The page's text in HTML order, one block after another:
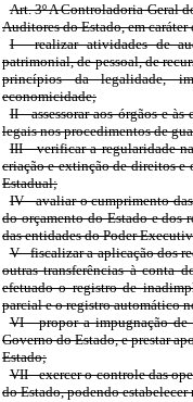
Art. 3º A Controladoria-Geral
Auditores do Estado, em
I - realizar atividades de
patrimonial, de pessoal, de
princípios da legalidade,
economicidade;
II - assessorar aos órgãos e
legais nos procedimentos de
III - verificar a regularidade
criação e extinção de direitos
Estadual;
IV - avaliar o cumprimento
do orçamento do Estado e dos
das entidades do Poder
V - fiscalizar a aplicação dos
outras transferências à conta
efetuado o registro de
parcial e o registro automático
VI - propor a impugnação de
Governo do Estado, e prestar
Estado;
VII - exercer o controle das
do Estado, podendo